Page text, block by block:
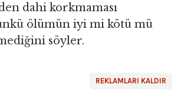
dahi korkmaması
ölümün iyi mi kötü mü
söyler.
REKLAMLARI KALDIR